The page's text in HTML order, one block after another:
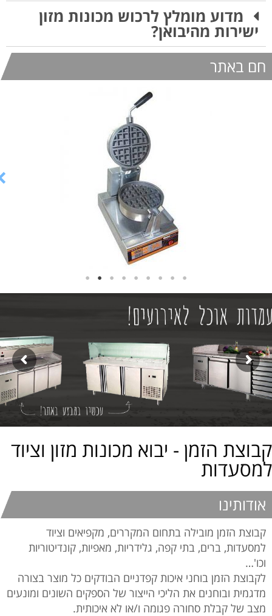
מדוע מומלץ לרכוש מכונות מזון
ישירות מהיבואן?
חם באתר
קבוצת הזמן - יבוא מכונות מזון וציוד
למסעדות
אודותינו
קבוצת הזמן מובילה בתחום המקררים, מקפיאים וציוד
למסעדות, ברים, בתי קפה, גלידריות, מאפיות, קונדיטוריות
וכו'…
לקבוצת הזמן בוחני איכות קפדניים הבודקים כל מוצר בצורה
מדגמית ובוחנים את הליכי הייצור של הספקים השונים ומונעים
מצב של קבלת סחורה פגומה ו/או לא איכותית.